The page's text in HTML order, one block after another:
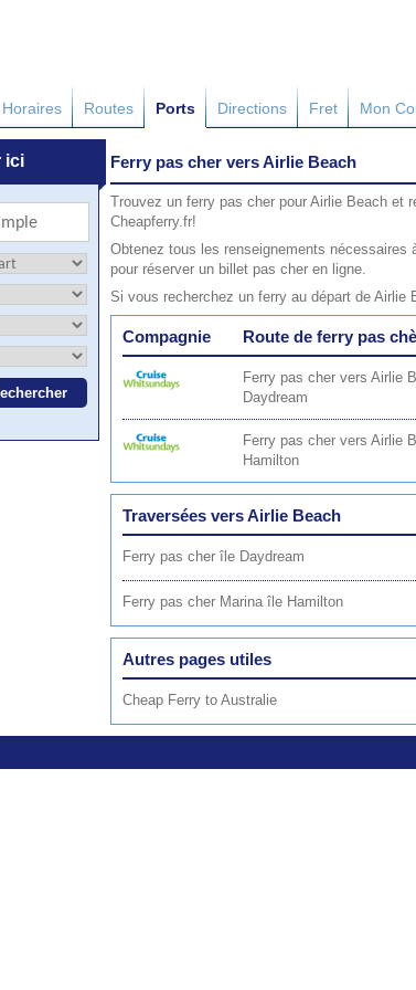
Horaires Routes Ports Directions Fret Mon
Ferry pas cher vers Airlie Beach
Trouvez un ferry pas cher pour Airlie Beach et
Cheapferry.fr!
Obtenez tous les renseignements nécessaires
pour réserver un billet pas cher en ligne.
Si vous recherchez un ferry au départ de Airlie
Compagnie Route de ferry pas
Ferry pas cher vers Airlie
Daydream
Ferry pas cher vers Airlie
Hamilton
Traversées vers Airlie Beach
Ferry pas cher île Daydream
Ferry pas cher Marina île Hamilton
Autres pages utiles
Cheap Ferry to Australie